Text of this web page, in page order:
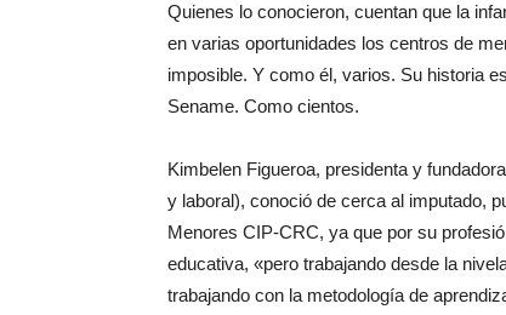
Quienes lo conocieron, cuentan que la
en varias oportunidades los centros de
imposible. Y como él, varios. Su historia
Sename. Como cientos.
Kimbelen Figueroa, presidenta y
y laboral), conoció de cerca al imputado,
Menores CIP-CRC, ya que por su
educativa, «pero trabajando desde la
trabajando con la metodología de